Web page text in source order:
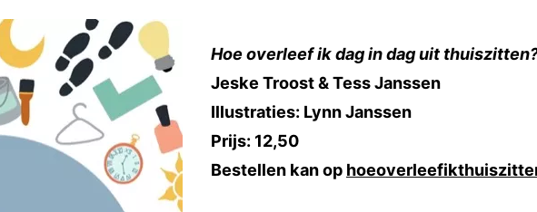
Hoe overleef ik dag in dag uit
Jeske Troost & Tess Janssen
Illustraties: Lynn Janssen
Prijs: 12,50
Bestellen kan op